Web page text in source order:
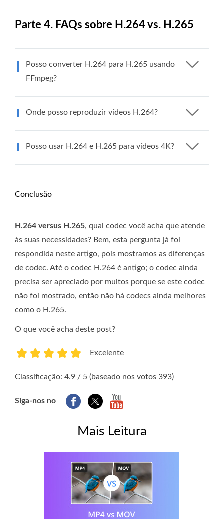
Parte 4. FAQs sobre H.264 vs. H.265
Posso converter H.264 para H.265 usando
FFmpeg?
Onde posso reproduzir vídeos H.264?
Posso usar H.264 e H.265 para vídeos 4K?
Conclusão
H.264 versus H.265, qual codec você acha que atende
às suas necessidades? Bem, esta pergunta já foi
respondida neste artigo, pois mostramos as diferenças
de codec. Até o codec H.264 é antigo; o codec ainda
precisa ser apreciado por muitos porque se este codec
não foi mostrado, então não há codecs ainda melhores
como o H.265.
O que você acha deste post?
Excelente
Classificação: 4.9 / 5 (baseado nos votos 393)
Siga-nos no
Mais Leitura